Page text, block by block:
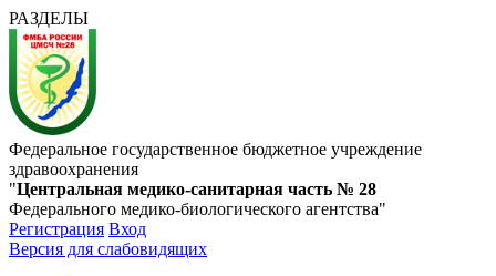
РАЗДЕЛЫ
Федеральное государственное бюджетное учреждение
здравоохранения
"Центральная медико-санитарная часть № 28
Федерального медико-биологического агентства"
Регистрация Вход
Версия для слабовидящих